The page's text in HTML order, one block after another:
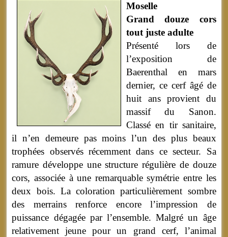
Moselle
Grand douze cors
tout juste adulte
Présenté lors de
l’exposition de
Baerenthal en mars
dernier, ce cerf âgé de
huit ans provient du
massif du Sanon.
Classé en tir sanitaire,
il n’en demeure pas moins l’un des plus beaux
trophées observés récemment dans ce secteur. Sa
ramure développe une structure régulière de douze
cors, associée à une remarquable symétrie entre les
deux bois. La coloration particulièrement sombre
des merrains renforce encore l’impression de
puissance dégagée par l’ensemble. Malgré un âge
relativement jeune pour un grand cerf, l’animal